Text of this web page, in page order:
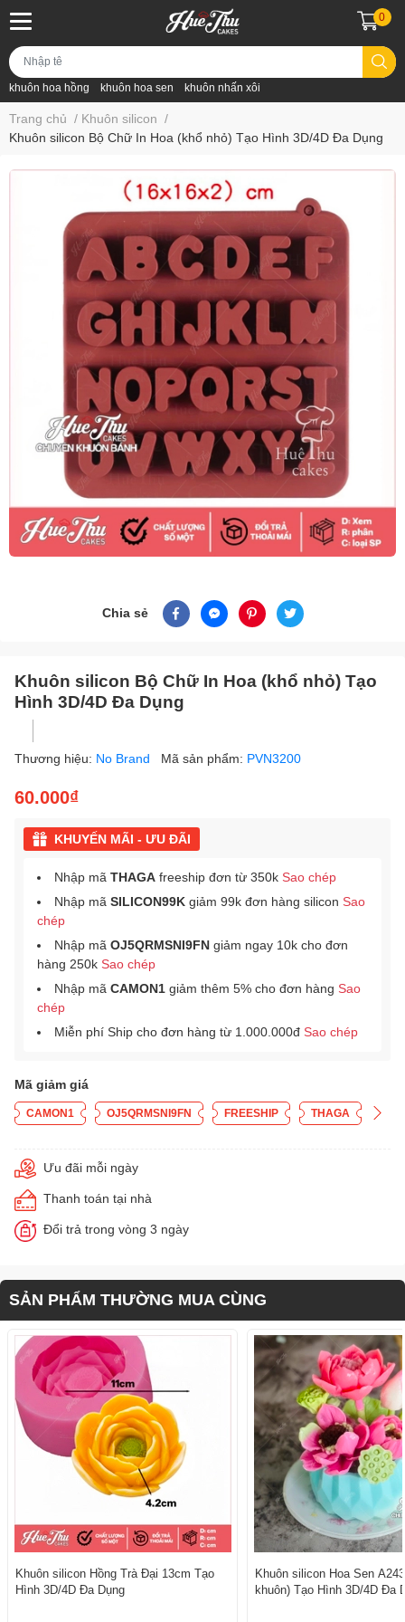
khuôn hoa hồng khuôn hoa sen khuôn nhấn xôi
0
Trang chủ / Khuôn silicon /
Khuôn silicon Bộ Chữ In Hoa (khổ nhỏ) Tạo Hình 3D/4D Đa Dụng
Chia sẻ
Khuôn silicon Bộ Chữ In Hoa (khổ nhỏ) Tạo
Hình 3D/4D Đa Dụng
Thương hiệu: No Brand Mã sản phẩm: PVN3200
60.000₫
KHUYẾN MÃI - ƯU ĐÃI
Nhập mã THAGA freeship đơn từ 350k Sao chép
Nhập mã SILICON99K giảm 99k đơn hàng silicon Sao
chép
Nhập mã OJ5QRMSNI9FN giảm ngay 10k cho đơn
hàng 250k Sao chép
Nhập mã CAMON1 giảm thêm 5% cho đơn hàng Sao
chép
Miễn phí Ship cho đơn hàng từ 1.000.000đ Sao chép
Mã giảm giá
CAMON1 OJ5QRMSNI9FN FREESHIP THAGA
Ưu đãi mỗi ngày
Thanh toán tại nhà
Đổi trả trong vòng 3 ngày
SẢN PHẨM THƯỜNG MUA CÙNG
Khuôn silicon Hồng Trà Đại 13cm Tạo
Hình 3D/4D Đa Dụng
Khuôn silicon Hoa Sen
khuôn) Tạo Hình 3D/4D Đa